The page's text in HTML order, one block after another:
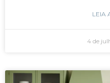
LEIA
4 de